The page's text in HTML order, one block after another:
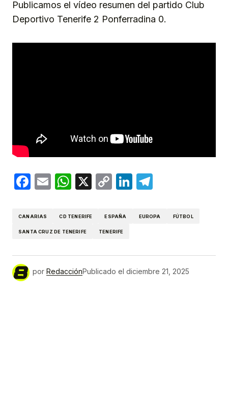
Publicamos el vídeo resumen del partido Club
Deportivo Tenerife 2 Ponferradina 0.
Facebook
EmailWhatsApp
X
CopyLinkedIn
CANARIAS CD TENERIFE ESPAÑA EUROPA FÚTBOL
SANTA CRUZ DE TENERIFE TENERIFE
por RedacciónPublicado el diciembre 21, 2025